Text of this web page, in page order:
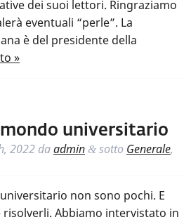
dei suoi lettori. Ringraziamo
eventuali “perle”. La
è del presidente della
»
mondo universitario
2022 daadmin & sotto Generale,
non sono pochi. E
Abbiamo intervistato in